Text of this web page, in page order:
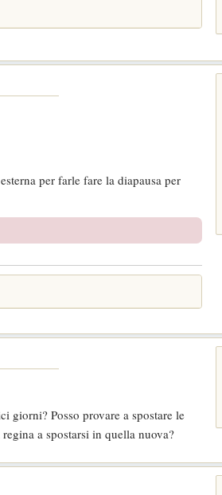
per farle fare la diapausa per
Posso provare a spostare le
a spostarsi in quella nuova?